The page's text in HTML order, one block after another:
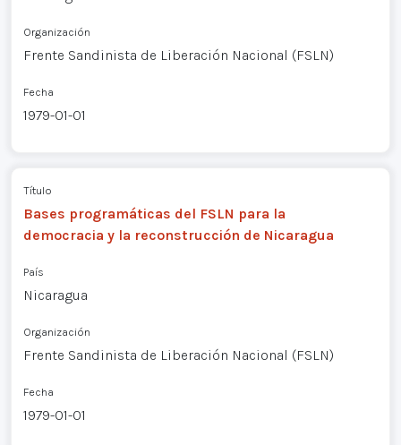
Organización
Frente Sandinista de Liberación Nacional (FSLN)
Fecha
1979-01-01
Título
Bases programáticas del FSLN para la
democracia y la reconstrucción de Nicaragua
País
Nicaragua
Organización
Frente Sandinista de Liberación Nacional (FSLN)
Fecha
1979-01-01